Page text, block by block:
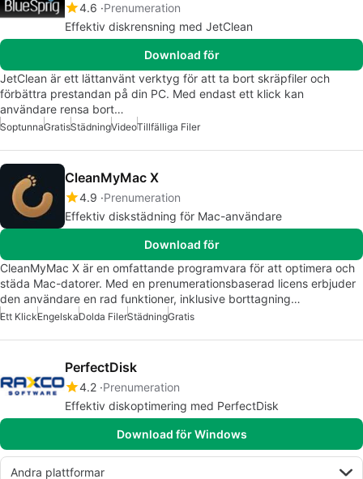
4.6 Prenumeration
Effektiv diskrensning med JetClean
Download för
JetClean är ett lättanvänt verktyg för att ta bort skräpfiler och
förbättra prestandan på din PC. Med endast ett klick kan
användare rensa bort…
SoptunnaGratisStädningVideoTillfälliga Filer
CleanMyMac X
4.9 Prenumeration
Effektiv diskstädning för Mac-användare
Download för
CleanMyMac X är en omfattande programvara för att optimera och
städa Mac-datorer. Med en prenumerationsbaserad licens erbjuder
den användare en rad funktioner, inklusive borttagning…
Ett KlickEngelskaDolda FilerStädningGratis
PerfectDisk
4.2 Prenumeration
Effektiv diskoptimering med PerfectDisk
Download för Windows
Andra plattformar